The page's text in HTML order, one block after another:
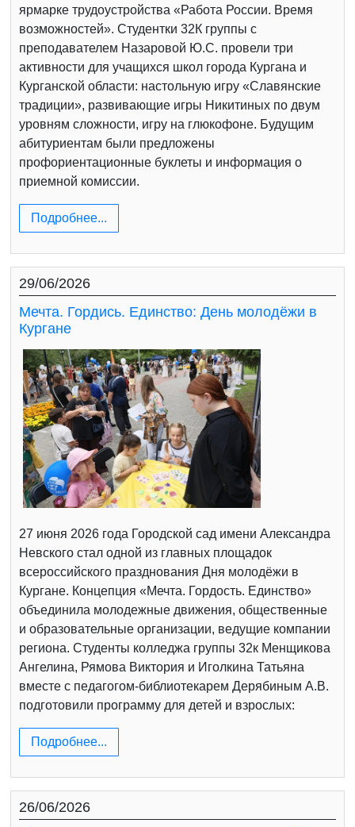
ярмарке трудоустройства «Работа России. Время
возможностей». Студентки 32К группы с
преподавателем Назаровой Ю.С. провели три
активности для учащихся школ города Кургана и
Курганской области: настольную игру «Славянские
традиции», развивающие игры Никитиных по двум
уровням сложности, игру на глюкофоне. Будущим
абитуриентам были предложены
профориентационные буклеты и информация о
приемной комиссии.
Подробнее...
29/06/2026
Мечта. Гордись. Единство: День молодёжи в
Кургане
27 июня 2026 года Городской сад имени Александра
Невского стал одной из главных площадок
всероссийского празднования Дня молодёжи в
Кургане. Концепция «Мечта. Гордость. Единство»
объединила молодежные движения, общественные
и образовательные организации, ведущие компании
региона. Студенты колледжа группы 32к Менщикова
Ангелина, Рямова Виктория и Иголкина Татьяна
вместе с педагогом-библиотекарем Дерябиным А.В.
подготовили программу для детей и взрослых:
Подробнее...
26/06/2026